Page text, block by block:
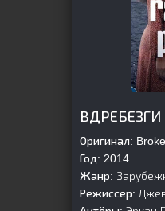
ВДРЕБЕЗГИ
Оригинал:
Год: 2014
Жанр:
Режиссер: